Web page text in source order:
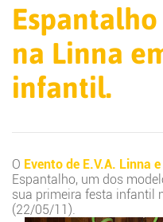
na Linna
infantil.
O Evento de E.V.A. Linna
Espantalho, um dos
sua primeira festa infantil
(22/05/11).